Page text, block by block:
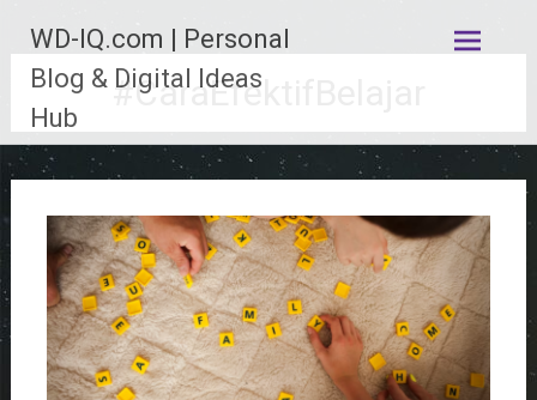
konten
WD-IQ.com | Personal
Blog & Digital Ideas
Hub
#CaraEfektifBelajar